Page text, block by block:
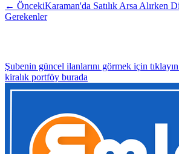
← ÖncekiKaraman'da Satılık Arsa Alırken
Gerekenler
Şubenin güncel ilanlarını görmek için
kiralık portföy burada